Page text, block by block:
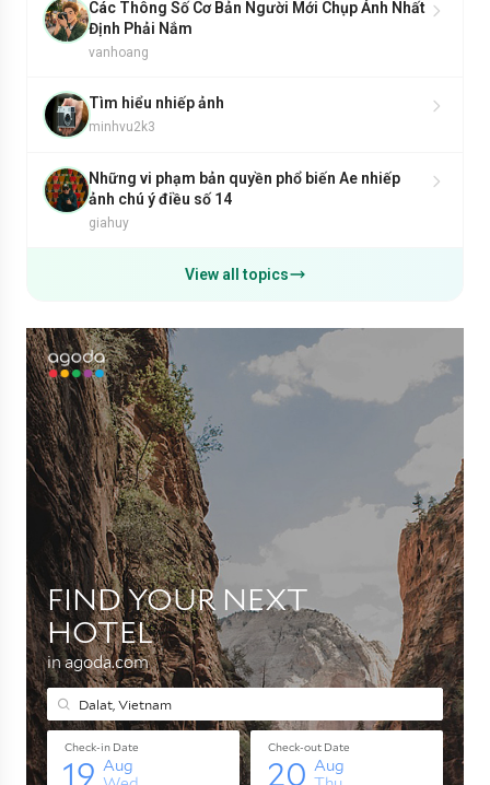
Các Thông Số Cơ Bản Người Mới Chụp Ảnh Nhất
Định Phải Nắm
vanhoang
Tìm hiểu nhiếp ảnh
minhvu2k3
Những vi phạm bản quyền phổ biến Ae nhiếp
ảnh chú ý điều số 14
giahuy
View all topics